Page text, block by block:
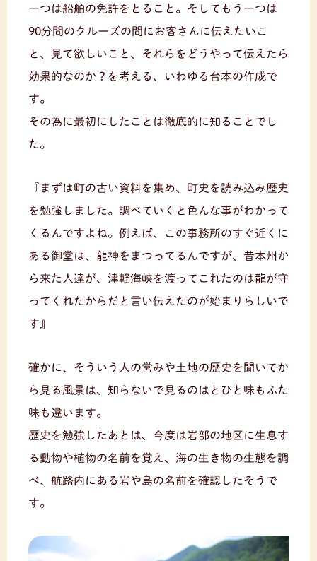
一つは船舶の免許をとること。そしてもう一つは
90分間のクルーズの間にお客さんに伝えたいこ
と、見て欲しいこと、それらをどうやって伝えたら
効果的なのか？を考える、いわゆる台本の作成で
す。
その為に最初にしたことは徹底的に知ることでし
た。
『まずは町の古い資料を集め、町史を読み込み歴史
を勉強しました。調べていくと色んな事がわかって
くるんですよね。例えば、この事務所のすぐ近くに
ある御堂は、龍神をまつってるんですが、昔本州か
ら来た人達が、津軽海峡を渡ってこれたのは龍が守
ってくれたからだと言い伝えたのが始まりらしいで
す』
確かに、そういう人の営みや土地の歴史を聞いてか
ら見る風景は、知らないで見るのはとひと味もふた
味も違います。
歴史を勉強したあとは、今度は岩部の地区に生息す
る動物や植物の名前を覚え、海の生き物の生態を調
べ、航路内にある岩や島の名前を確認したそうで
す。